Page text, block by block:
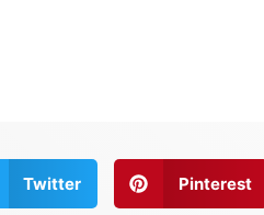
Twitter Pinterest